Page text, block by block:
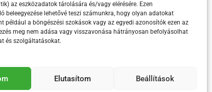
az eszközadatok tárolására és/vagy elérésére. Ezen
beleegyezése lehetővé teszi számunkra, hogy olyan adatokat
például a böngészési szokások vagy az egyedi azonosítók ezen az
meg nem adása vagy visszavonása hátrányosan befolyásolhat
és szolgáltatásokat.
Elutasítom Beállítások
támogatja.